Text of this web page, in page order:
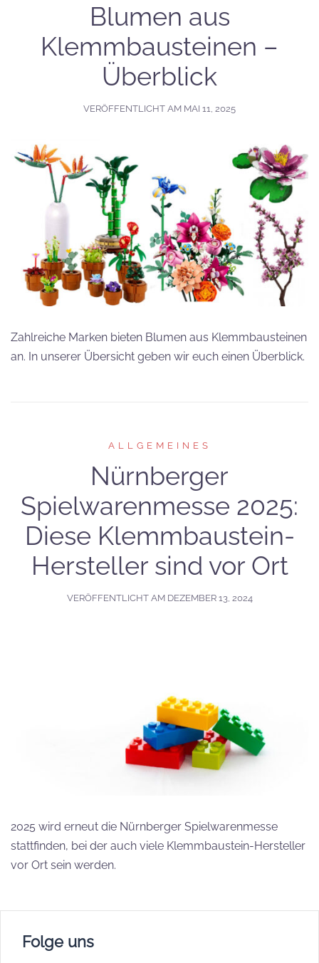
Blumen aus
Klemmbausteinen –
Überblick
VERÖFFENTLICHT AM MAI 11, 2025
Zahlreiche Marken bieten Blumen aus Klemmbausteinen
an. In unserer Übersicht geben wir euch einen Überblick.
ALLGEMEINES
Nürnberger
Spielwarenmesse 2025:
Diese Klemmbaustein-
Hersteller sind vor Ort
VERÖFFENTLICHT AM DEZEMBER 13, 2024
2025 wird erneut die Nürnberger Spielwarenmesse
stattfinden, bei der auch viele Klemmbaustein-Hersteller
vor Ort sein werden.
Folge uns